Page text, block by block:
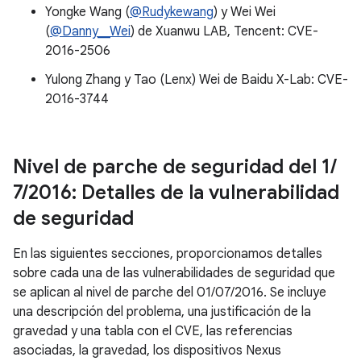
Yongke Wang (@Rudykewang) y Wei Wei
(@Danny__Wei) de Xuanwu LAB, Tencent: CVE-
2016-2506
Yulong Zhang y Tao (Lenx) Wei de Baidu X-Lab: CVE-
2016-3744
Nivel de parche de seguridad del 1/
7/2016: Detalles de la vulnerabilidad
de seguridad
En las siguientes secciones, proporcionamos detalles
sobre cada una de las vulnerabilidades de seguridad que
se aplican al nivel de parche del 01/07/2016. Se incluye
una descripción del problema, una justificación de la
gravedad y una tabla con el CVE, las referencias
asociadas, la gravedad, los dispositivos Nexus